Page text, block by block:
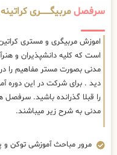
سرفصلمربیگــــــــری
اموزش مربیگری و مستری
است که کلیه دانشپذیران و
مدنی بصورت مستر مفاهیم را
دید . برای شرکت در این
را قبلا گذرانده باشید.
مدنی به شرح زیر میباشند.
مرور مباحث آموزشی توکن و